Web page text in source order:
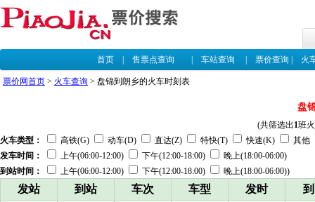
首页| 售票点查询 车站查询 票价查询 火
票价网首页 > 火车查询 > 盘锦到朗乡的火车时刻表
盘
(共筛选出1班
火车类型：
高铁(G) 动车(D) 直达(Z) 特快(T) 快速(K)
其他
发车时间：
上午(06:00-12:00) 下午(12:00-18:00)
晚上(18:00-06:00)
到站时间：
上午(06:00-12:00) 下午(12:00-18:00) 晚上(18:00-06:00))
发站 到站 车次 车型 发时